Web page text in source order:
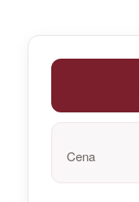
Cena